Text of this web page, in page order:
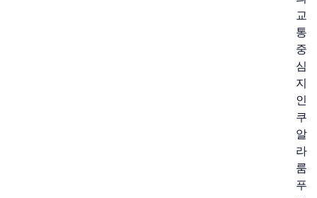
교
통
중
심
지
인
쿠
알
라
룸
푸